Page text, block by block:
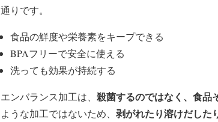
通りです。
食品の鮮度や栄養素をキープできる
BPAフリーで安全に使える
洗っても効果が持続する
エンバランス加工は、 殺菌するのではなく、食品
ような加工ではないため、 剥がれたり溶けだした